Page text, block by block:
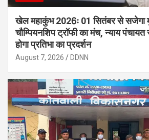
खेल महाकुंभ 2026ः 01 सितंबर से सजेगा
चौम्पियनशिप ट्रॉफी का मंच, न्याय
होगा प्रतिभा का प्रदर्शन
August 7, 2026 DDNN